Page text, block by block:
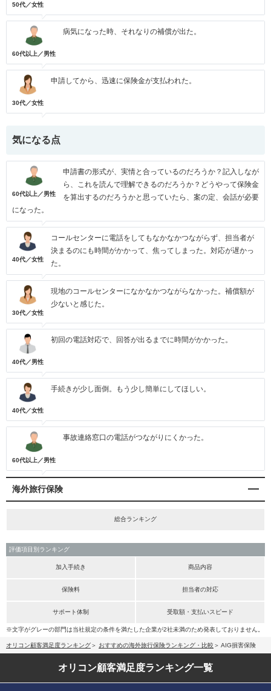
50代／女性
60代以上／男性
病気になった時、それなりの補償が出た。
30代／女性
申請してから、迅速に保険金が支払われた。
気になる点
60代以上／男性
申請書の形式が、実情と合っているのだろうか？記入しなが
ら、これを読んで理解できるのだろうか？どうやって保険金
を算出するのだろうかと思っていたら、案の定、会話が必要
になった。
40代／女性
コールセンターに電話をしてもなかなかつながらず、担当者が
決まるのにも時間がかかって、焦ってしまった。対応が遅かっ
た。
30代／女性
現地のコールセンターになかなかつながらなかった。補償額が
少ないと感じた。
40代／男性
初回の電話対応で、回答が出るまでに時間がかかった。
40代／女性
手続きが少し面倒。もう少し簡単にしてほしい。
60代以上／男性
事故連絡窓口の電話がつながりにくかった。
海外旅行保険
総合ランキング
評価項目別ランキング
加入手続き 商品内容
保険料 担当者の対応
サポート体制 受取額・支払いスピード
※文字がグレーの部門は当社規定の条件を満たした企業が2社未満のため発表しておりません。
オリコン顧客満足度ランキング おすすめの海外旅行保険ランキング・比較 AIG損害保険
オリコン顧客満足度ランキング一覧